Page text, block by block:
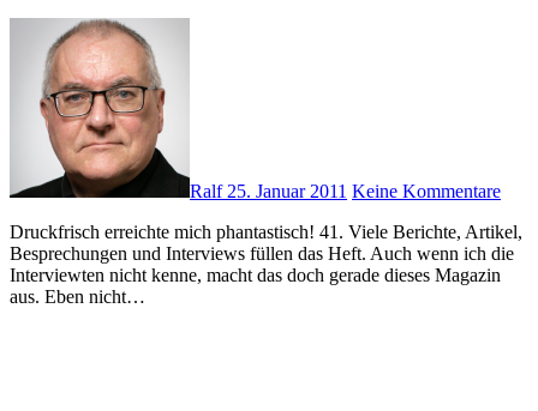
Ralf 25. Januar 2011 Keine Kommentare
Druckfrisch erreichte mich phantastisch! 41. Viele Berichte, Artikel,
Besprechungen und Interviews füllen das Heft. Auch wenn ich die
Interviewten nicht kenne, macht das doch gerade dieses Magazin
aus. Eben nicht…